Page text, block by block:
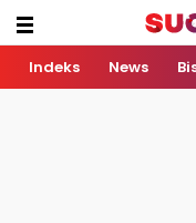
Indeks News